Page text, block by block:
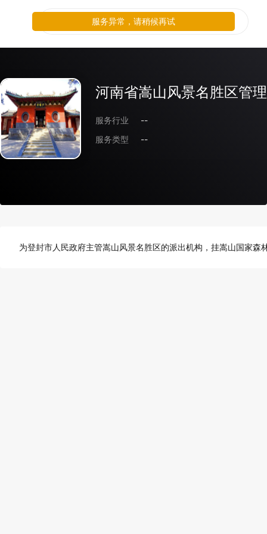
河南省嵩山风景名胜区管
服务行业
--
服务类型
--
为登封市人民政府主管嵩山风景名胜区的派出机构，挂嵩山国家
服务异常，请稍候再试